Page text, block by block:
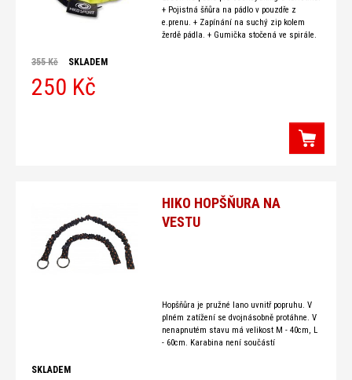
+ Pojistná šňůra na pádlo v pouzdře z
e.prenu. + Zapínání na suchý zip kolem
žerdě pádla. + Gumička stočená ve spirále.
355 Kč SKLADEM
250 Kč
HIKO HOPŠŇURA NA
VESTU
Hopšňůra je pružné lano uvnitř popruhu. V
plném zatížení se dvojnásobně protáhne. V
nenapnutém stavu má velikost M - 40cm, L
- 60cm. Karabina není součástí
SKLADEM